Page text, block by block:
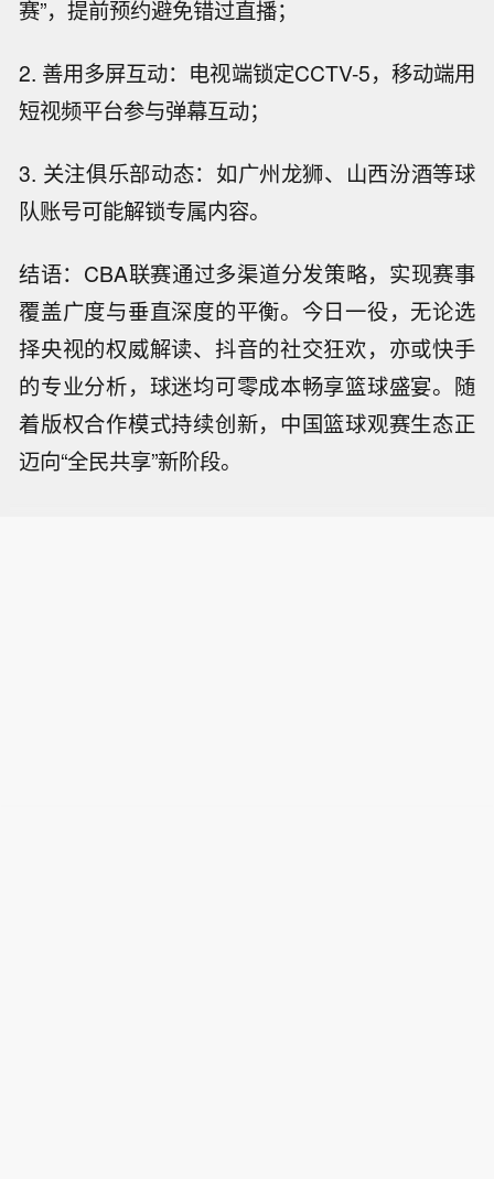
赛”，提前预约避免错过直播；
2. 善用多屏互动：电视端锁定CCTV-5，移动端用
短视频平台参与弹幕互动；
3. 关注俱乐部动态：如广州龙狮、山西汾酒等球
队账号可能解锁专属内容。
结语：CBA联赛通过多渠道分发策略，实现赛事
覆盖广度与垂直深度的平衡。今日一役，无论选
择央视的权威解读、抖音的社交狂欢，亦或快手
的专业分析，球迷均可零成本畅享篮球盛宴。随
着版权合作模式持续创新，中国篮球观赛生态正
迈向“全民共享”新阶段。